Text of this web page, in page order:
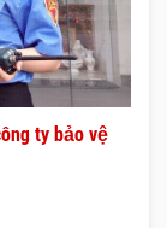
ty bảo vệ